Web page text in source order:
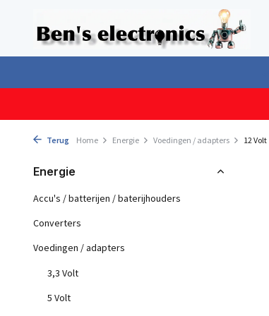
Terug Home Energie Voedingen / adapters 12 Volt
Energie
Accu's / batterijen / baterijhouders
Converters
Voedingen / adapters
3,3 Volt
5 Volt